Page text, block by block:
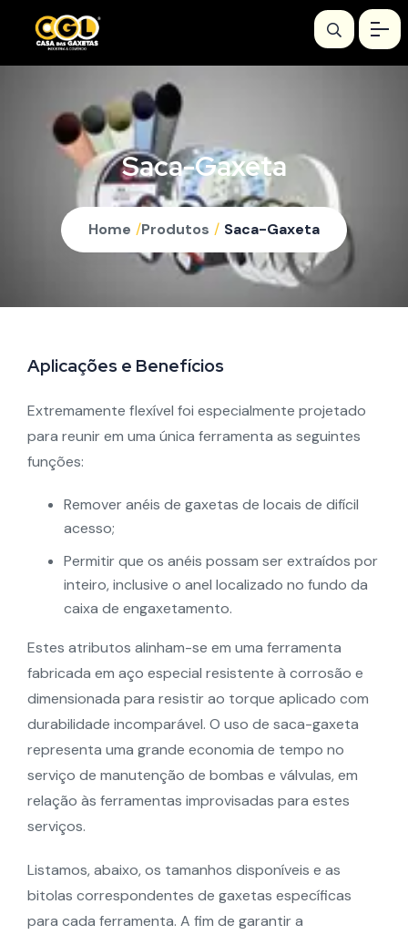
Saca-Gaxeta
Home /Produtos / Saca-Gaxeta
Aplicações e Benefícios
Extremamente flexível foi especialmente projetado
para reunir em uma única ferramenta as seguintes
funções:
Remover anéis de gaxetas de locais de difícil
acesso;
Permitir que os anéis possam ser extraídos por
inteiro, inclusive o anel localizado no fundo da
caixa de engaxetamento.
Estes atributos alinham-se em uma ferramenta
fabricada em aço especial resistente à corrosão e
dimensionada para resistir ao torque aplicado com
durabilidade incomparável. O uso de saca-gaxeta
representa uma grande economia de tempo no
serviço de manutenção de bombas e válvulas, em
relação às ferramentas improvisadas para estes
serviços.
Listamos, abaixo, os tamanhos disponíveis e as
bitolas correspondentes de gaxetas específicas
para cada ferramenta. A fim de garantir a